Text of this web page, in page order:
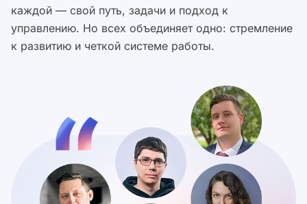
каждой — свой путь, задачи и подход к
управлению. Но всех объединяет одно: стремление
к развитию и четкой системе работы.